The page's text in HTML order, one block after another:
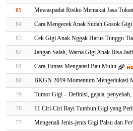
85
Mewaspadai Risiko Memakai Jasa
84
Cara Mengecek Anak Sudah Gosok
83
Cek Gigi Anak Nggak Harus Tunggu
82
Jangan Salah, Warna Gigi Anak Bisa
81
Cara Tuntas Mengatasi Bau Mulut
80
BKGN 2019 Momentum Mengedukasi
79
Tumor Gigi – Definisi, gejala, penyebab,
78
11 Ciri-Ciri Bayi Tumbuh Gigi yang
77
Mengenali Jenis-jenis Gigi Palsu dan